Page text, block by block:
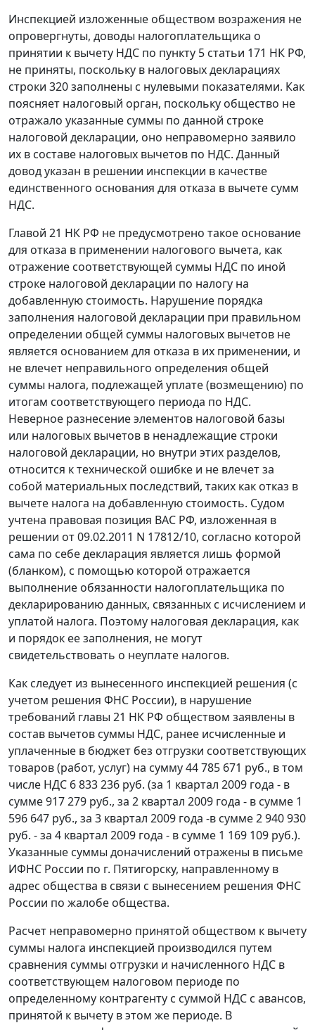
Инспекцией изложенные обществом возражения не
опровергнуты, доводы налогоплательщика о
принятии к вычету НДС по пункту 5 статьи 171 НК РФ,
не приняты, поскольку в налоговых декларациях
строки 320 заполнены с нулевыми показателями. Как
поясняет налоговый орган, поскольку общество не
отражало указанные суммы по данной строке
налоговой декларации, оно неправомерно заявило
их в составе налоговых вычетов по НДС. Данный
довод указан в решении инспекции в качестве
единственного основания для отказа в вычете сумм
НДС.
Главой 21 НК РФ не предусмотрено такое основание
для отказа в применении налогового вычета, как
отражение соответствующей суммы НДС по иной
строке налоговой декларации по налогу на
добавленную стоимость. Нарушение порядка
заполнения налоговой декларации при правильном
определении общей суммы налоговых вычетов не
является основанием для отказа в их применении, и
не влечет неправильного определения общей
суммы налога, подлежащей уплате (возмещению) по
итогам соответствующего периода по НДС.
Неверное разнесение элементов налоговой базы
или налоговых вычетов в ненадлежащие строки
налоговой декларации, но внутри этих разделов,
относится к технической ошибке и не влечет за
собой материальных последствий, таких как отказ в
вычете налога на добавленную стоимость. Судом
учтена правовая позиция ВАС РФ, изложенная в
решении от 09.02.2011 N 17812/10, согласно которой
сама по себе декларация является лишь формой
(бланком), с помощью которой отражается
выполнение обязанности налогоплательщика по
декларированию данных, связанных с исчислением и
уплатой налога. Поэтому налоговая декларация, как
и порядок ее заполнения, не могут
свидетельствовать о неуплате налогов.
Как следует из вынесенного инспекцией решения (с
учетом решения ФНС России), в нарушение
требований главы 21 НК РФ обществом заявлены в
состав вычетов суммы НДС, ранее исчисленные и
уплаченные в бюджет без отгрузки соответствующих
товаров (работ, услуг) на сумму 44 785 671 руб., в том
числе НДС 6 833 236 руб. (за 1 квартал 2009 года - в
сумме 917 279 руб., за 2 квартал 2009 года - в сумме 1
596 647 руб., за 3 квартал 2009 года -в сумме 2 940 930
руб. - за 4 квартал 2009 года - в сумме 1 169 109 руб.).
Указанные суммы доначислений отражены в письме
ИФНС России по г. Пятигорску, направленному в
адрес общества в связи с вынесением решения ФНС
России по жалобе общества.
Расчет неправомерно принятой обществом к вычету
суммы налога инспекцией производился путем
сравнения суммы отгрузки и начисленного НДС в
соответствующем налоговом периоде по
определенному контрагенту с суммой НДС с авансов,
принятой к вычету в этом же периоде. В